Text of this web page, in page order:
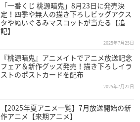
「一番くじ 桃源暗鬼」8月23日に発売決
定！四季や無人の描き下ろしビッグアクス
タやぬいぐるみマスコットが当たる【追
記】
2025年7月25日
『桃源暗鬼』アニメイトでアニメ放送記念
フェア＆新作グッズ発売！描き下ろしイラ
ストのポストカードを配布
2025年7月22日
【2025年夏アニメ一覧】7月放送開始の新
作アニメ【来期アニメ】